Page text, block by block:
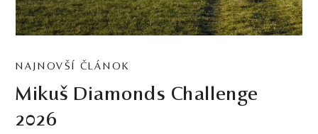
NAJNOVŠÍ ČLÁNOK
Mikuš Diamonds Challenge
2026